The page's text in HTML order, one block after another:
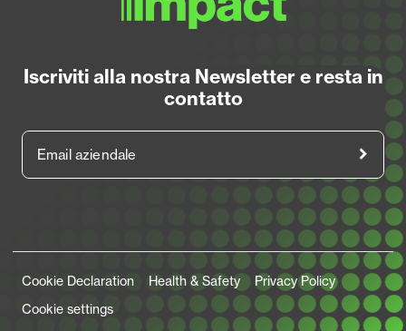
Iscriviti alla nostra Newsletter e resta in
contatto
Legal Links
Cookie Declaration Health & Safety
Privacy Policy
Cookie settings